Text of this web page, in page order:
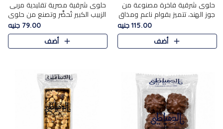
حلوى شرقية فاخرة مصنوعة من
جوز الهند، تتميز بقوام ناعم ومذاق
غني، وتزين بقطع من الفستق
الفاخر التي تضيف عليها قرمشة
115.00 جنيه
أضف
حلوى شرقية مصرية تقليدية مربى
الزبيب الكبير تُحضَّر وتصنع من حلوي
جوز الهند باسد بقوام طري ومذاق
غني، وتُزين وتغطا بحبات الزبيب
الذهبي التي ..
79.00 جنيه
أضف